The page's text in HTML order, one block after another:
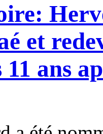
et
ans